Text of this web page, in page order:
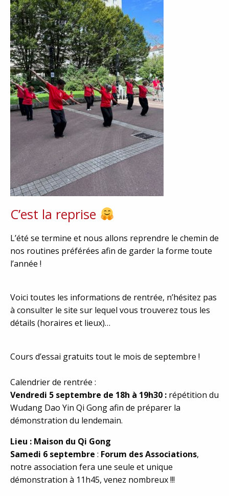
C’est la reprise
L’été se termine et nous allons reprendre le chemin de
nos routines préférées afin de garder la forme toute
l’année !
Voici toutes les informations de rentrée, n’hésitez pas
à consulter le site sur lequel vous trouverez tous les
détails (horaires et lieux)…
Cours d’essai gratuits tout le mois de septembre !
Calendrier de rentrée :
Vendredi 5 septembre de 18h à 19h30 : répétition du
Wudang Dao Yin Qi Gong afin de préparer la
démonstration du lendemain.
Lieu : Maison du Qi Gong
Samedi 6 septembre : Forum des Associations,
notre association fera une seule et unique
démonstration à 11h45, venez nombreux !!!